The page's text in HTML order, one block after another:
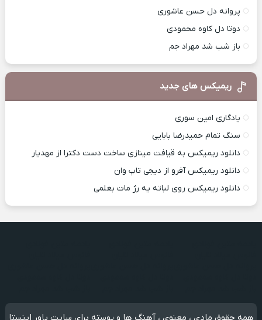
پروانه دل حسن عاشوری
دوتا دل کاوه محمودی
باز شب شد مهراد جم
ریمیکس های جدید
یادگاری امین سوری
سنگ تمام حمیدرضا بابایی
دانلود ریمیکس به قیافت مینازی ساخت دست دکترا از مهدیار
دانلود ریمیکس آفرو از ديجی تاپ وان
دانلود ریمیکس روی لباته یه رژ مات بغلمی
همه حقوق مادی ، معنوی ، آهنگ ها و پوسته برای سایت پاور اینستا